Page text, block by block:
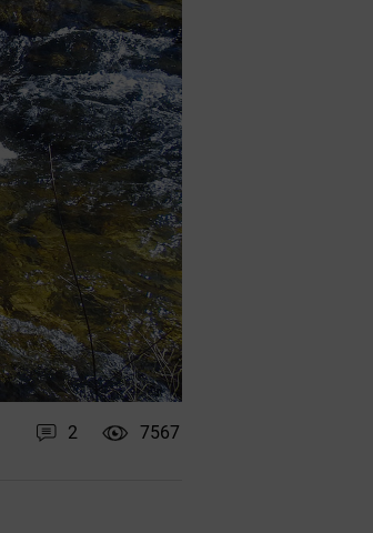
2 7567